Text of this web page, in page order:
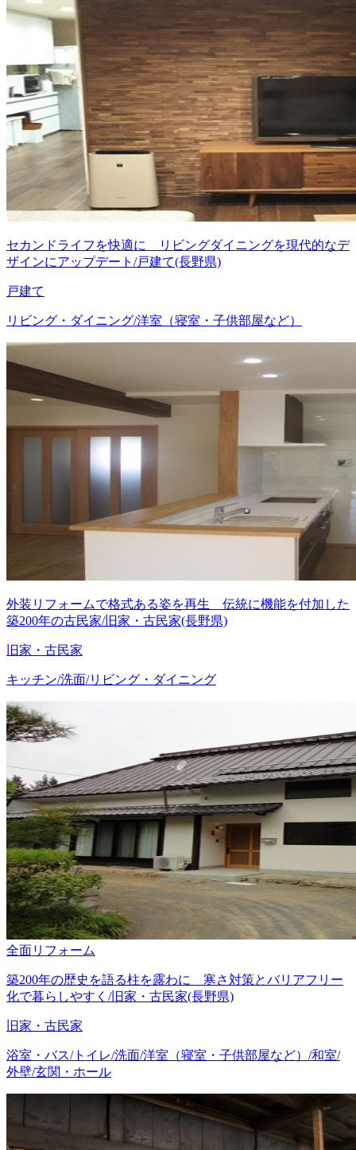
セカンドライフを快適に リビングダイニングを現代的なデ
ザインにアップデート/戸建て(長野県)
戸建て
リビング・ダイニング/洋室（寝室・子供部屋など）
外装リフォームで格式ある姿を再生 伝統に機能を付加した
築200年の古民家/旧家・古民家(長野県)
旧家・古民家
キッチン/洗面/リビング・ダイニング
全面リフォーム
築200年の歴史を語る柱を露わに 寒さ対策とバリアフリー
化で暮らしやすく/旧家・古民家(長野県)
旧家・古民家
浴室・バス/トイレ/洗面/洋室（寝室・子供部屋など）/和室/
外壁/玄関・ホール